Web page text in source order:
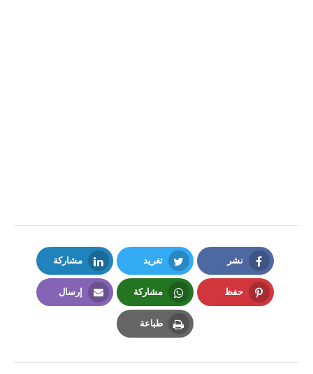
نشر
Facebook
تغريد
Twitter
مشاركة
LinkedIn
حفظ مشاركة
Whatsapp
إرسال
طباعة